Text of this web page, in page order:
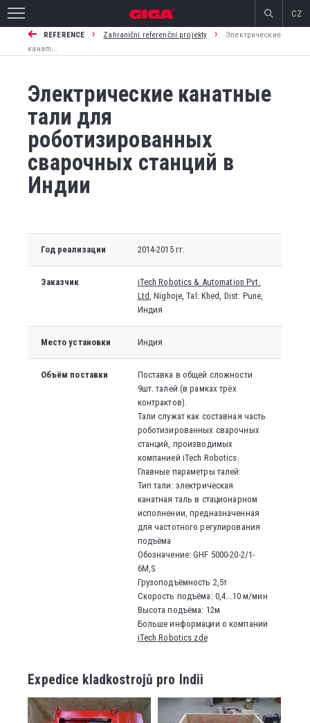
CZ
REFERENCE › Zahraniční referenční projekty ›
Электрические
канаm...
Электрические канатные
тали для
роботизированных
сварочных станций в
Индии
Год реализации 2014-2015 гг.
Заказчик
iTech Robotics & Automation Pvt.
Ltd, Nighoje, Tal: Khed, Dist: Pune,
Индия
Место установки Индия
Объём поставки
Поставка в общей сложности
9шт. талей (в рамках трёх
контрактов).
Тали служат как составная часть
роботизированных сварочных
станций, производимых
компанией iTech Robotics.
Главные параметры талей:
Тип тали: электрическая
канатная таль в стационарном
исполнении, предназначенная
для частотного регулирования
подъёма
Обозначение: GHF 5000-20-2/1-
6M,S
Грузоподъёмность 2,5т
Скорость подъёма: 0,4...10 м/мин
Высота подъёма: 12м
Больше информации о компании
iTech Robotics zde
Expedice kladkostrojů pro Indii